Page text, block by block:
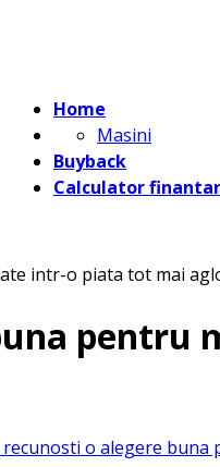
Home
Masini
Buyback
Calculator
intr-o piata tot mai